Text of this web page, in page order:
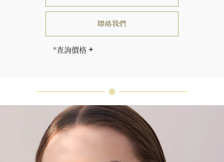
聯絡我們
*查詢價格
石皆與眾不同而採用獨特鑲嵌方式，
重量和寶石的等級亦不盡相同。如有
疑問，敬請諮詢客戶服務。